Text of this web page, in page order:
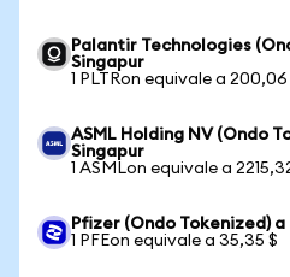
Palantir Technologies
Singapur
1 PLTRon equivale a 200,06
ASML Holding NV (Ondo
Singapur
1 ASMLon equivale a
Pfizer (Ondo Tokenized)
1 PFEon equivale a 35,35 $